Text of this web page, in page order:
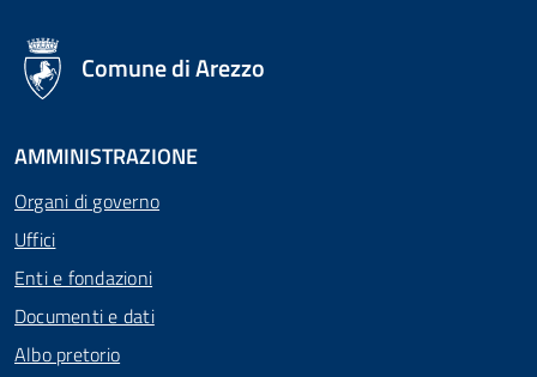
logo Unione Europea
Comune di Arezzo
AMMINISTRAZIONE
Organi di governo
Uffici
Enti e fondazioni
Documenti e dati
Albo pretorio